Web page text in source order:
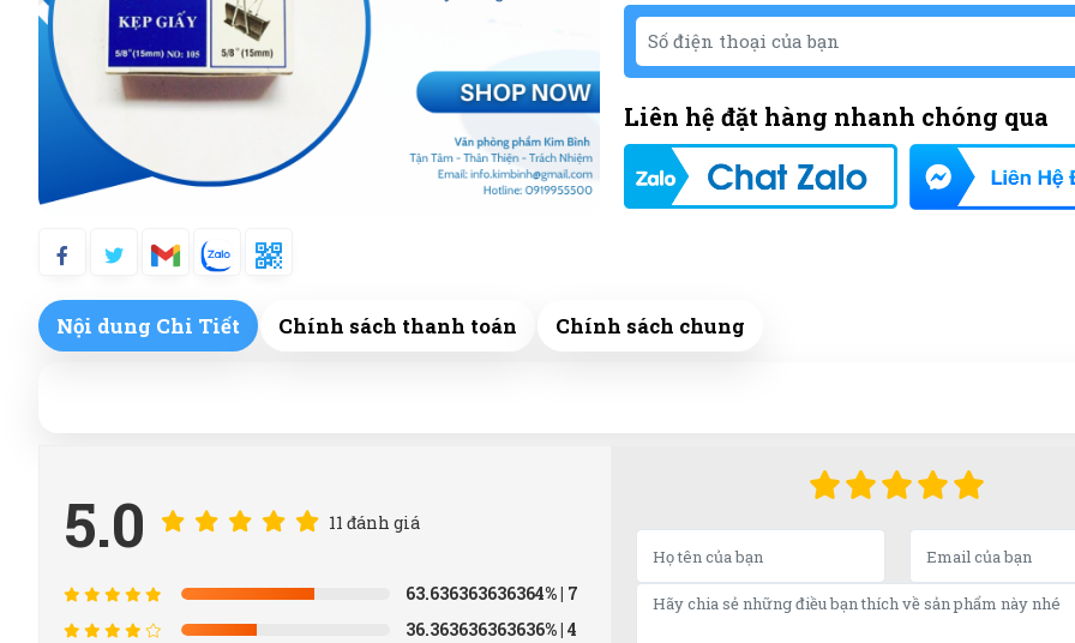
Liên hệ đặt hàng nhanh chóng qua
Nội dung Chi Tiết Chính sách thanh toán Chính sách chung
5.0 11 đánh giá
63.636363636364%| 7
36.363636363636%| 4